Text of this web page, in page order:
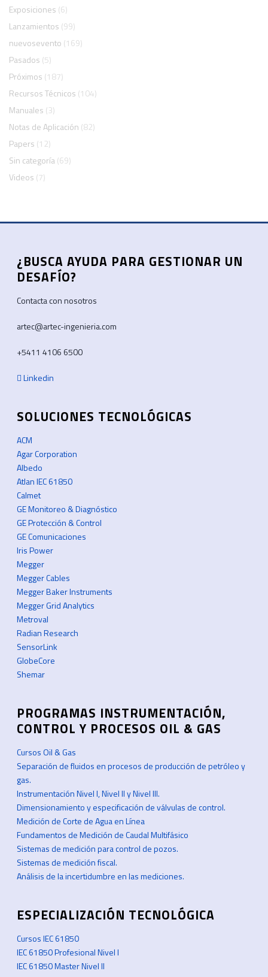
Exposiciones (6)
Lanzamientos (99)
nuevosevento (169)
Pasados (5)
Próximos (187)
Recursos Técnicos (104)
Manuales (3)
Notas de Aplicación (82)
Papers (12)
Sin categoría(69)
Videos (7)
¿BUSCA AYUDA PARA GESTIONAR UN
DESAFÍO?
Contacta con nosotros
artec@artec-ingenieria.com
+5411 4106 6500
Linkedin
SOLUCIONES TECNOLÓGICAS
ACM
Agar Corporation
Albedo
Atlan IEC 61850
Calmet
GE Monitoreo & Diagnóstico
GE Protección & Control
GE Comunicaciones
Iris Power
Megger
Megger Cables
Megger Baker Instruments
Megger Grid Analytics
Metroval
Radian Research
SensorLink
GlobeCore
Shemar
PROGRAMAS INSTRUMENTACIÓN,
CONTROL Y PROCESOS OIL & GAS
Cursos Oil & Gas
Separación de fluidos en procesos de producción de petróleo y
gas.
Instrumentación Nivel I, Nivel II y Nivel III.
Dimensionamiento y especificación de válvulas de control.
Medición de Corte de Agua en Línea
Fundamentos de Medición de Caudal Multifásico
Sistemas de medición para control de pozos.
Sistemas de medición fiscal.
Análisis de la incertidumbre en las mediciones.
ESPECIALIZACIÓN TECNOLÓGICA
Cursos IEC 61850
IEC 61850 Profesional Nivel I
IEC 61850 Master Nivel II